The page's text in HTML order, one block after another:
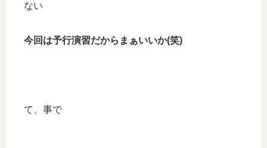
ない
今回は予行演習だからまぁいいか(笑)
て、事で